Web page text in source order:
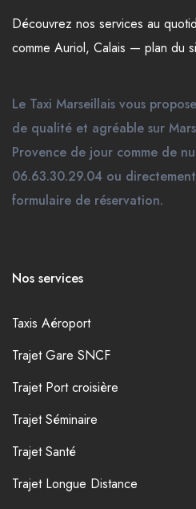
Découvrez nos services au
comme Auriol, Calais — plan du
Le Taxi Marseillais vous
de qualité et agréable sur
Provence de jour comme de
06.63.30.29.04 ou
formulaire de réservation.
Nos services
Taxis Aéroport
Trajet Gare SNCF
Trajet Port croisière
Trajet Séminaire
Trajet Santé
Trajet Longue Distance